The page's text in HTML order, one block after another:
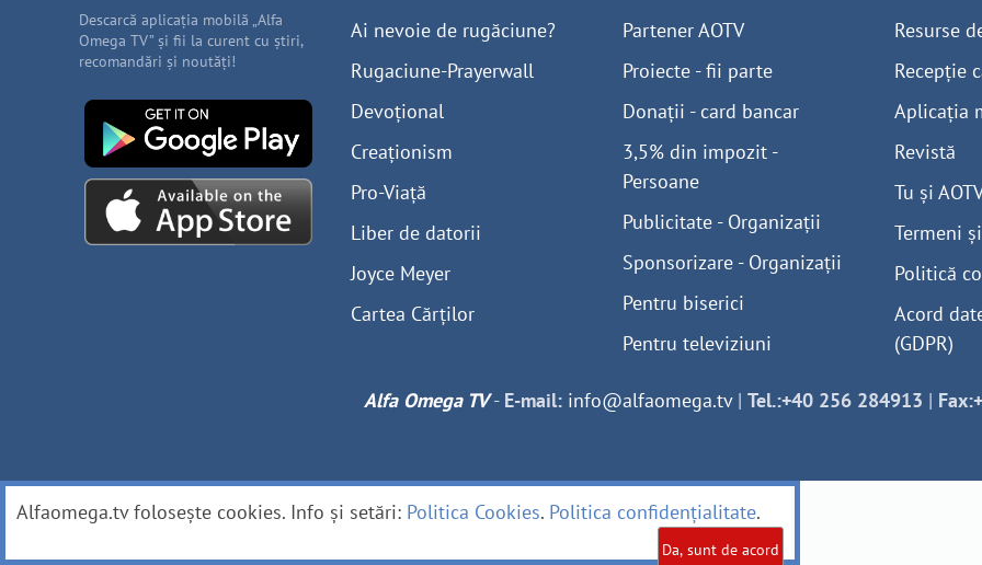
Descarcă aplicația mobilă „Alfa
Omega TV” și fii la curent cu știri,
recomandări și noutăți!
Ai nevoie de rugăciune?
Rugaciune-Prayerwall
Devoțional
Creaționism
Pro-Viață
Liber de datorii
Joyce Meyer
Cartea Cărților
Partener AOTV
Proiecte - fii parte
Donații - card bancar
3,5% din impozit -
Persoane
Publicitate - Organizații
Sponsorizare - Organizații
Pentru biserici
Pentru televiziuni
Resurse
Recepție
Aplicația
Revistă
Tu și
Termeni
Politică
Acord
(GDPR)
Alfa Omega TV- E-mail: info@alfaomega.tv| Tel.:+40 256 284913 |
Alfaomega.tv folosește cookies. Info și setări: Politica Cookies. Politica confidențialitate.
Da, sunt de acord